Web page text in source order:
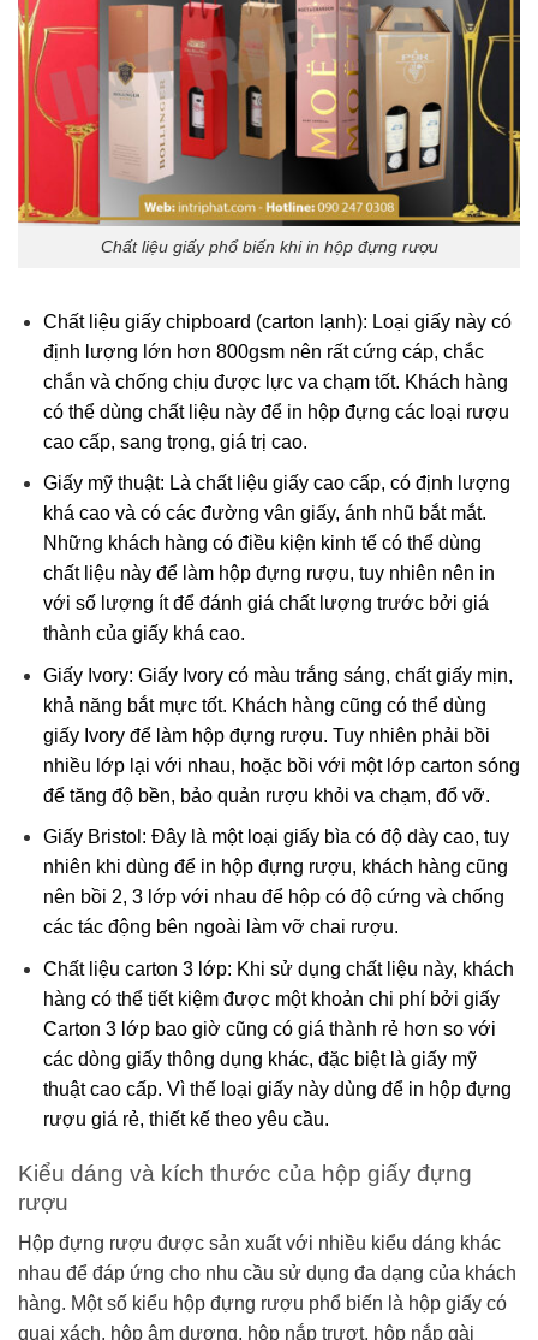
Chất liệu giấy phổ biến khi in hộp đựng rượu
Chất liệu giấy chipboard (carton lạnh): Loại giấy này có
định lượng lớn hơn 800gsm nên rất cứng cáp, chắc
chắn và chống chịu được lực va chạm tốt. Khách hàng
có thể dùng chất liệu này để in hộp đựng các loại rượu
cao cấp, sang trọng, giá trị cao.
Giấy mỹ thuật: Là chất liệu giấy cao cấp, có định lượng
khá cao và có các đường vân giấy, ánh nhũ bắt mắt.
Những khách hàng có điều kiện kinh tế có thể dùng
chất liệu này để làm hộp đựng rượu, tuy nhiên nên in
với số lượng ít để đánh giá chất lượng trước bởi giá
thành của giấy khá cao.
Giấy Ivory: Giấy Ivory có màu trắng sáng, chất giấy mịn,
khả năng bắt mực tốt. Khách hàng cũng có thể dùng
giấy Ivory để làm hộp đựng rượu. Tuy nhiên phải bồi
nhiều lớp lại với nhau, hoặc bồi với một lớp carton sóng
để tăng độ bền, bảo quản rượu khỏi va chạm, đổ vỡ.
Giấy Bristol: Đây là một loại giấy bìa có độ dày cao, tuy
nhiên khi dùng để in hộp đựng rượu, khách hàng cũng
nên bồi 2, 3 lớp với nhau để hộp có độ cứng và chống
các tác động bên ngoài làm vỡ chai rượu.
Chất liệu carton 3 lớp: Khi sử dụng chất liệu này, khách
hàng có thể tiết kiệm được một khoản chi phí bởi giấy
Carton 3 lớp bao giờ cũng có giá thành rẻ hơn so với
các dòng giấy thông dụng khác, đặc biệt là giấy mỹ
thuật cao cấp. Vì thế loại giấy này dùng để in hộp đựng
rượu giá rẻ, thiết kế theo yêu cầu.
Kiểu dáng và kích thước của hộp giấy đựng
rượu
Hộp đựng rượu được sản xuất với nhiều kiểu dáng khác
nhau để đáp ứng cho nhu cầu sử dụng đa dạng của khách
hàng. Một số kiểu hộp đựng rượu phổ biến là hộp giấy có
quai xách, hộp âm dương, hộp nắp trượt, hộp nắp gài